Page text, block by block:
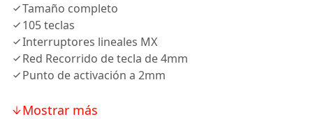
Tamaño completo
105 teclas
Interruptores lineales MX
Red Recorrido de tecla de 4mm
Punto de activación a 2mm
Mostrar más